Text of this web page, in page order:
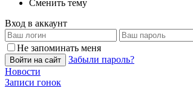
Сменить тему
Вход в аккаунт
Не запоминать меня
Войти на сайт
Забыли пароль?
Новости
Записи гонок